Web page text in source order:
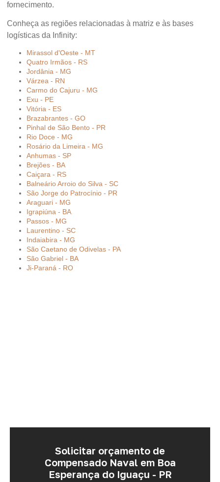
fornecimento.
Conheça as regiões relacionadas à matriz e às bases
logísticas da Infinity:
Mirassol d'Oeste - MT
Quatro Irmãos - RS
Jordânia - MG
Várzea - RN
Carmo do Cajuru - MG
Exu - PE
Vitória - ES
Brazabrantes - GO
Pinhal de São Bento - PR
Rio Doce - MG
Rosário da Limeira - MG
Anhumas - SP
Brejões - BA
Caiçara - RS
Balneário Arroio do Silva - SC
São Jorge do Patrocínio - PR
Araguari - MG
Igrapiúna - BA
Passos - MG
Laurentino - SC
Indaiabira - MG
São Caetano de Odivelas - PA
São Gabriel - BA
Ji-Paraná - RO
Solicitar orçamento de
Compensado Naval em Boa
Esperança do Iguaçu - PR